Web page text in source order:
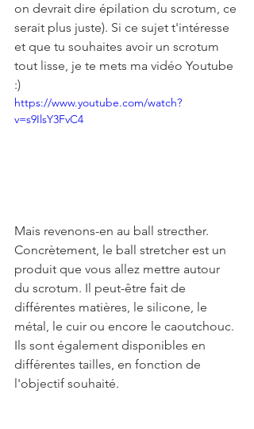
on devrait dire épilation du scrotum, ce
serait plus juste). Si ce sujet t'intéresse
et que tu souhaites avoir un scrotum
tout lisse, je te mets ma vidéo Youtube
:)
https://www.youtube.com/watch?
v=s9IlsY3FvC4
Mais revenons-en au ball strecther.
Concrètement, le ball stretcher est un
produit que vous allez mettre autour
du scrotum. Il peut-être fait de
différentes matières, le silicone, le
métal, le cuir ou encore le caoutchouc.
Ils sont également disponibles en
différentes tailles, en fonction de
l'objectif souhaité.